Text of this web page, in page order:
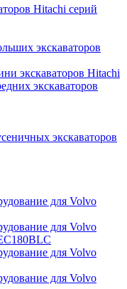
Hitachi серий
экскаваторов
экскаваторов Hitachi
экскаваторов
экскаваторов
для Volvo
для Volvo
для Volvo
для Volvo